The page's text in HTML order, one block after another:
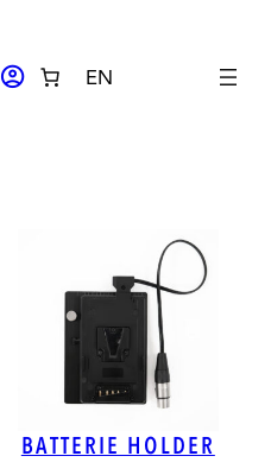
ACCOUNT_CIRCLE EN
BATTERIE HOLDER